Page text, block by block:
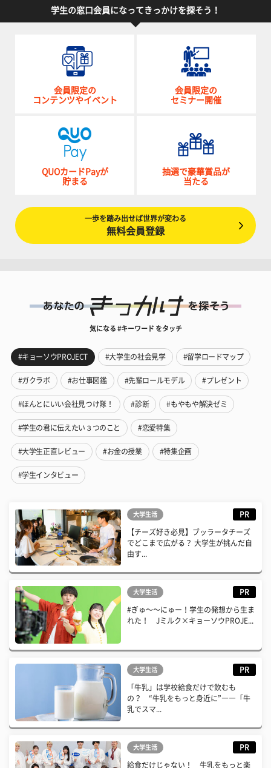
学生の窓口会員になってきっかけを探そう！
会員限定の
コンテンツやイベント
会員限定の
セミナー開催
QUOカードPayが
貯まる
抽選で豪華賞品が
当たる
一歩を踏み出せば世界が変わる
無料会員登録
気になる #キーワード をタッチ
#キョーソウPROJECT #大学生の社会見学 #留学ロードマップ
#ガクラボ #お仕事図鑑 #先輩ロールモデル #プレゼント
#ほんとにいい会社見つけ隊！ #診断 #もやもや解決ゼミ
#学生の君に伝えたい３つのこと #恋愛特集
#大学生正直レビュー #お金の授業 #特集企画
#学生インタビュー
大学生活 PR
【チーズ好き必見】ブッラータチーズ
でどこまで広がる？ 大学生が挑んだ自
由す...
大学生活 PR
#ぎゅ〜〜にゅー！学生の発想から生ま
れた！ Jミルク×キョーソウPROJE...
大学生活 PR
「牛乳」は学校給食だけで飲むも
の？ “牛乳をもっと身近に”――「牛
乳でスマ...
大学生活 PR
給食だけじゃない！ 牛乳をもっと楽